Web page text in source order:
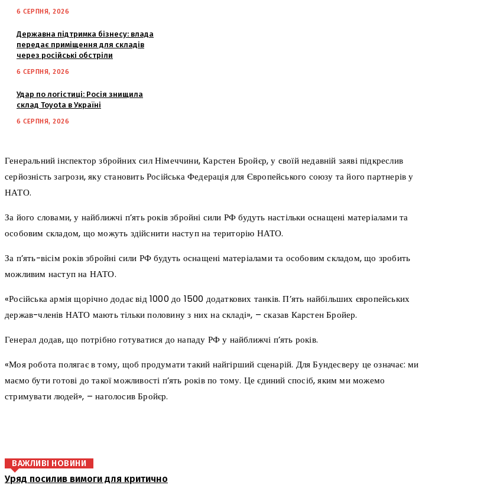
6 СЕРПНЯ, 2026
Державна підтримка бізнесу: влада
передає приміщення для складів
через російські обстріли
6 СЕРПНЯ, 2026
Удар по логістиці: Росія знищила
склад Toyota в Україні
6 СЕРПНЯ, 2026
Генеральний інспектор збройних сил Німеччини, Карстен Бройєр, у своїй недавній заяві підкреслив
серйозність загрози, яку становить Російська Федерація для Європейського союзу та його партнерів у
НАТО.
За його словами, у найближчі п’ять років збройні сили РФ будуть настільки оснащені матеріалами та
особовим складом, що можуть здійснити наступ на територію НАТО.
За п’ять-вісім років збройні сили РФ будуть оснащені матеріалами та особовим складом, що зробить
можливим наступ на НАТО.
«Російська армія щорічно додає від 1000 до 1500 додаткових танків. П’ять найбільших європейських
держав-членів НАТО мають тільки половину з них на складі», – сказав Карстен Бройер.
Генерал додав, що потрібно готуватися до нападу РФ у найближчі п’ять років.
«Моя робота полягає в тому, щоб продумати такий найгірший сценарій. Для Бундесверу це означає: ми
маємо бути готові до такої можливості п’ять років по тому. Це єдиний спосіб, яким ми можемо
стримувати людей», – наголосив Бройєр.
ВАЖЛИВІ НОВИНИ
Уряд посилив вимоги для критично